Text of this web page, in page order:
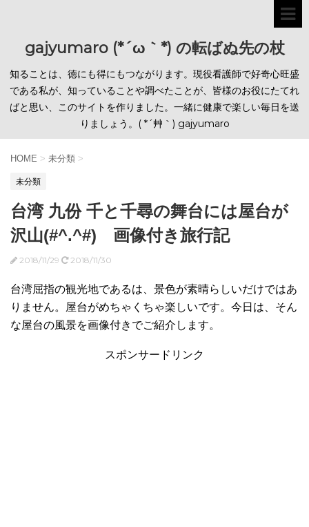
gajyumaro (*´ω｀*) の転ばぬ先の杖
知ることは、徳にも得にもつながります。現役看護師で好奇心旺盛
である私が、知っていることや調べたことが、皆様のお役にたてれ
ばと思い、このサイトを作りました。一緒に健康で楽しい毎日を送
りましょう。( *´艸｀) gajyumaro
HOME > 未分類 >
未分類
台湾 九份 千と千尋の舞台には屋台が
沢山(#^.^#) 画像付き旅行記
2018/11/29 2018/11/30
台湾屈指の観光地であるは、景色が素晴らしいだけではあ
りません。屋台がめちゃくちゃ楽しいです。今日は、そん
な屋台の風景を画像付きでご紹介します。
スポンサードリンク